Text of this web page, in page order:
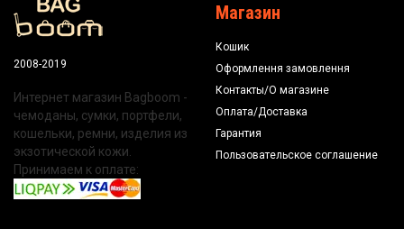
2008-2019
Интернет магазин Bagboom -
чемоданы, сумки, портфели,
кошельки, ремни, изделия из
экзотической кожи.
Принимаем к оплате:
Магазин
Кошик
Оформлення замовлення
Контакты/О магазине
Оплата/Доставка
Гарантия
Пользовательское соглашение